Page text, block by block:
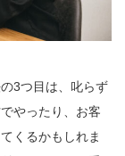
3つ目は、叱らず
やったり、お客
くるかもしれま